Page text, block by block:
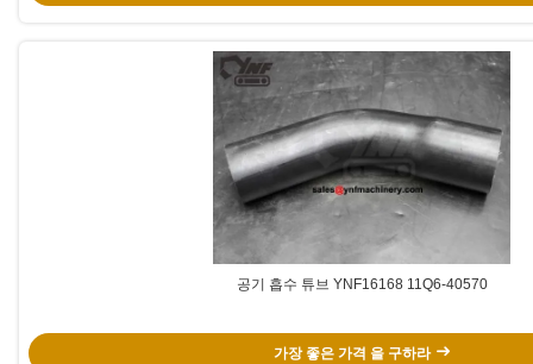
공기 흡수 튜브 YNF16168 11Q6-40570
가장 좋은 가격 을 구하라